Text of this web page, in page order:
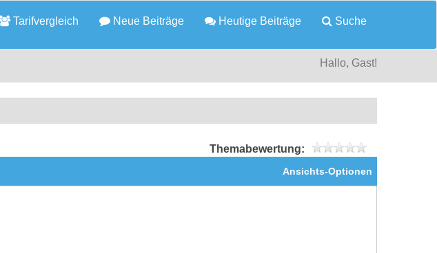
Tarifvergleich Neue Beiträge Heutige Beiträge Suche
Hallo, Gast!
Themabewertung:
Ansichts-Optionen